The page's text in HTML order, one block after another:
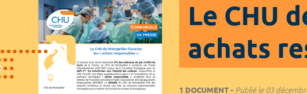
Le CHU
achats
1 DOCUMENT Publié le03